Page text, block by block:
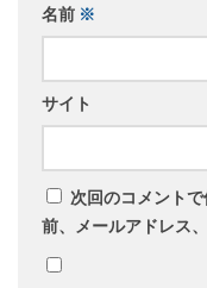
名前 ※
サイト
次回のコメント
前、メールアドレス